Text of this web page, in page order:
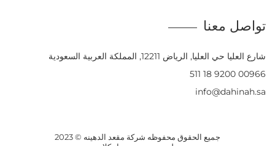
تواصل معنا
شارع العليا حي العليا, الرياض 12211, المملكة العربية السعودية
00966 9200 18 511
info@dahinah.sa
جميع الحقوق محفوظه شركة مقعد الدهينه © 2023